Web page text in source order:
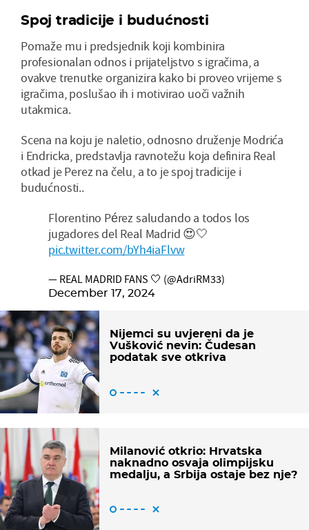
Spoj tradicije i budućnosti
Pomaže mu i predsjednik koji kombinira
profesionalan odnos i prijateljstvo s igračima, a
ovakve trenutke organizira kako bi proveo vrijeme s
igračima, poslušao ih i motivirao uoči važnih
utakmica.
Scena na koju je naletio, odnosno druženje Modrića
i Endricka, predstavlja ravnotežu koja definira Real
otkad je Perez na čelu, a to je spoj tradicije i
budućnosti..
Florentino Pérez saludando a todos los
jugadores del Real Madrid 😍🤍
pic.twitter.com/bYh4iaFlvw
— REAL MADRID FANS 🤍 (@AdriRM33)
December 17, 2024
Nijemci su uvjereni da je
Vušković nevin: Čudesan
podatak sve otkriva
Milanović otkrio: Hrvatska
naknadno osvaja olimpijsku
medalju, a Srbija ostaje bez nje?